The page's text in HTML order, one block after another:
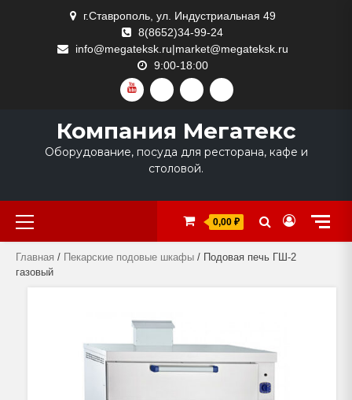
г.Ставрополь, ул. Индустриальная 49
8(8652)34-99-24
info@megateksk.ru|market@megateksk.ru
9:00-18:00
YOUTUBEVKVIDEORUTUBEDZEN
Компания Мегатекс
Оборудование, посуда для ресторана, кафе и
столовой.
Primary
Menu
0,00 ₽
Главная / Пекарские подовые шкафы / Подовая печь ГШ-2
газовый